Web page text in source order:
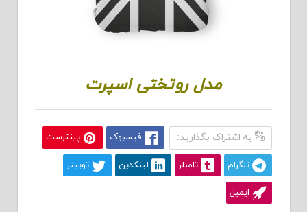
مدل روتختی اسپرت
به اشتراک بگذارید: فیسبوک پینترست
تلگرام تامبلر لینکدین توییتر
ایمیل